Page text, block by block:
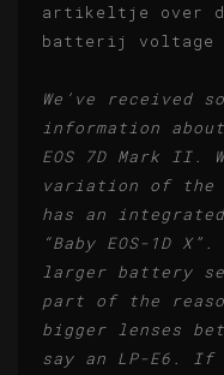
artikeltje over
batterij voltage
We’ve received
information
EOS 7D Mark II.
variation of the
has an
“Baby EOS-1D
larger battery
part of the
bigger lenses
say an LP-E6.